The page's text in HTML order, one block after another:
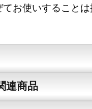
お使いすること
連商品